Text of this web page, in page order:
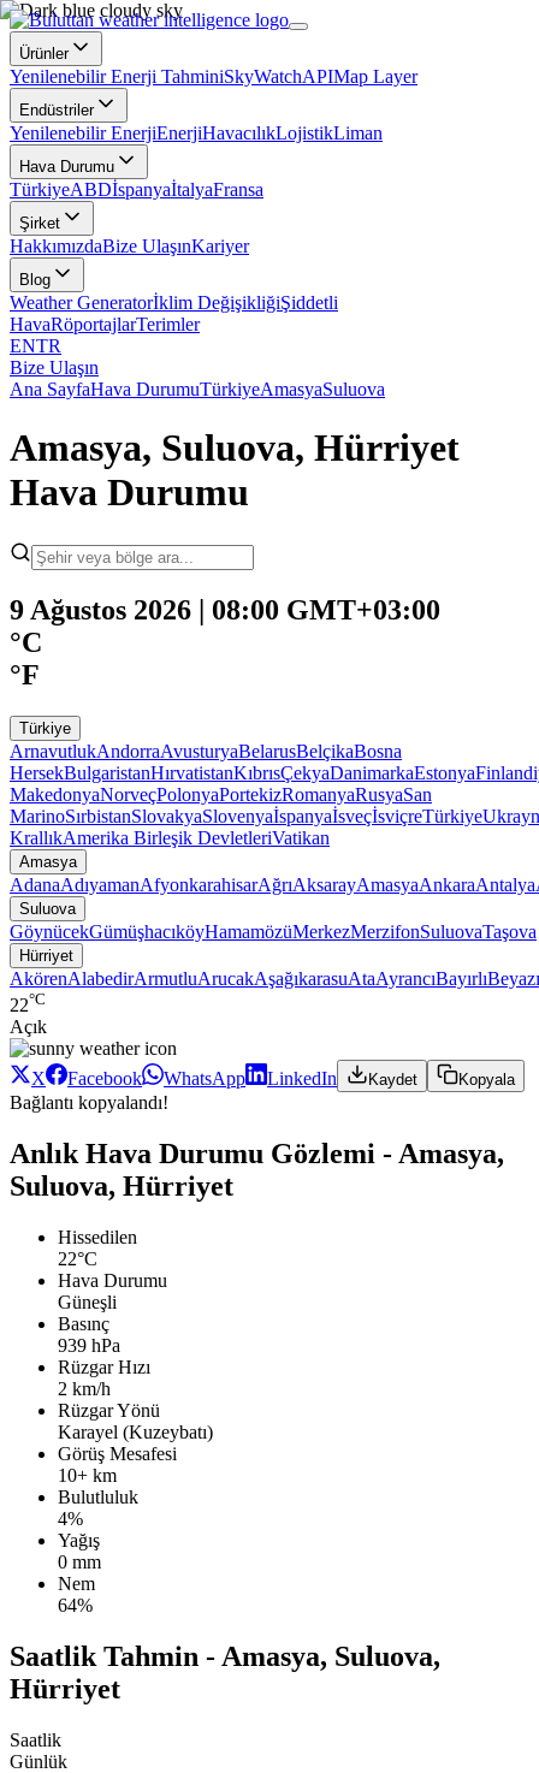
Ürünler
Yenilenebilir Enerji TahminiSkyWatchAPIMap Layer
Endüstriler
Yenilenebilir EnerjiEnerjiHavacılıkLojistikLiman
Hava Durumu
TürkiyeABDİspanyaİtalyaFransa
Şirket
HakkımızdaBize UlaşınKariyer
Blog
Weather Generatorİklim DeğişikliğiŞiddetli
HavaRöportajlarTerimler
ENTR
Bize Ulaşın
Ana SayfaHava DurumuTürkiyeAmasyaSuluova
Amasya, Suluova, Hürriyet
Hava Durumu
9 Ağustos 2026 | 08:00 GMT+03:00
°C
°F
Türkiye
ArnavutlukAndorraAvusturyaBelarusBelçikaBosna
HersekBulgaristanHırvatistanKıbrısÇekyaDanimarkaEstonya
MakedonyaNorveçPolonyaPortekizRomanyaRusyaSan
MarinoSırbistanSlovakyaSlovenyaİspanyaİsveçİsviçreTürkiye
KrallıkAmerika Birleşik DevletleriVatikan
Amasya
AdanaAdıyamanAfyonkarahisarAğrıAksarayAmasyaAnkaraAntalya
Suluova
GöynücekGümüşhacıköyHamamözüMerkezMerzifonSuluovaTaşova
Hürriyet
AkörenAlabedirArmutluArucakAşağıkarasuAtaAyrancıBayırlı
22°C
Açık
X Facebook WhatsApp LinkedIn Kaydet Kopyala
Bağlantı kopyalandı!
Anlık Hava Durumu Gözlemi - Amasya,
Suluova, Hürriyet
Hissedilen
22°C
Hava Durumu
Güneşli
Basınç
939 hPa
Rüzgar Hızı
2 km/h
Rüzgar Yönü
Karayel (Kuzeybatı)
Görüş Mesafesi
10+ km
Bulutluluk
4%
Yağış
0 mm
Nem
64%
Saatlik Tahmin - Amasya, Suluova,
Hürriyet
Saatlik
Günlük